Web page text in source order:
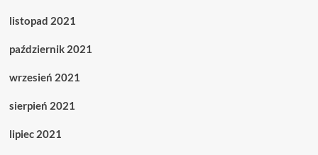
listopad 2021
październik 2021
wrzesień 2021
sierpień 2021
lipiec 2021